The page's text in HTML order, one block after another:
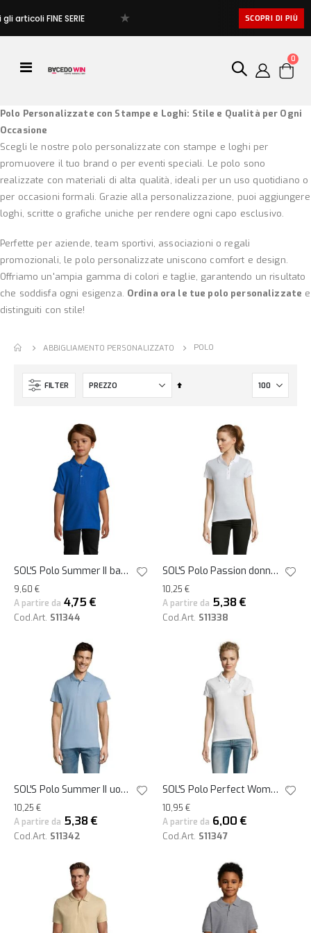
FINE SERIE ★ SCOPRI DI PIÙ
Toggle
Cart
0
Polo Personalizzate con Stampe e Loghi: Stile e Qualità per Ogni
Occasione
Scegli le nostre polo personalizzate con stampe e loghi per
promuovere il tuo brand o per eventi speciali. Le polo sono
realizzate con materiali di alta qualità, ideali per un uso quotidiano o
per occasioni formali. Grazie alla personalizzazione, puoi aggiungere
loghi, scritte o grafiche uniche per rendere ogni capo esclusivo.
Perfette per aziende, team sportivi, associazioni o regali
promozionali, le polo personalizzate uniscono comfort e design.
Offriamo un'ampia gamma di colori e taglie, garantendo un risultato
che soddisfa ogni esigenza. Ordina ora le tue polo personalizzate e
distinguiti con stile!
ABBIGLIAMENTO PERSONALIZZATO POLO
FILTER
Imposta
decrescente
SOL'S Polo Summer II bambini personalizzate
9,60 €
A partire da 4,75 €
Cod.Art. S11344
SOL'S Polo Passion donna personalizzate
10,25 €
A partire da 5,38 €
Cod.Art. S11338
SOL'S Polo Summer II uomo personalizzate
10,25 €
A partire da 5,38 €
Cod.Art. S11342
SOL'S Polo Perfect Women donna personalizzate
10,95 €
A partire da 6,00 €
Cod.Art. S11347